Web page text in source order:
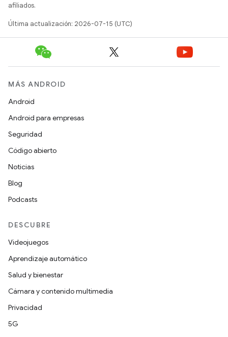
afiliados.
Última actualización: 2026-07-15 (UTC)
MÁS ANDROID
Android
Android para empresas
Seguridad
Código abierto
Noticias
Blog
Podcasts
DESCUBRE
Videojuegos
Aprendizaje automático
Salud y bienestar
Cámara y contenido multimedia
Privacidad
5G